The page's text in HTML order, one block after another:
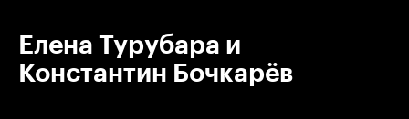
Елена Турубара и
Константин Бочкарёв